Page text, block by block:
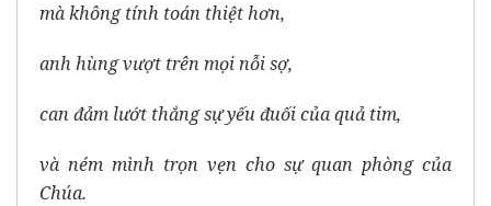
mà không tính toán thiệt hơn,
anh hùng vượt trên mọi nỗi sợ,
can đảm lướt thắng sự yếu đuối của quả tim,
và ném mình trọn vẹn cho sự quan phòng của
Chúa.